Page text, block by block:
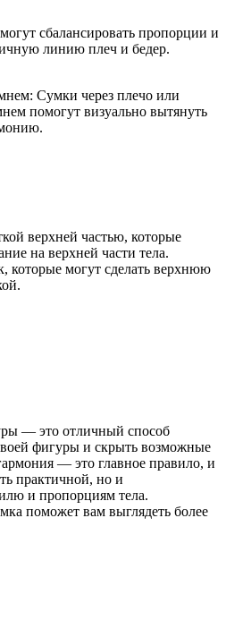
сбалансировать пропорции и
линию плеч и бедер.
Сумки через плечо или
помогут визуально вытянуть
верхней частью, которые
на верхней части тела.
которые могут сделать верхнюю
— это отличный способ
фигуры и скрыть возможные
— это главное правило, и
практичной, но и
и пропорциям тела.
поможет вам выглядеть более